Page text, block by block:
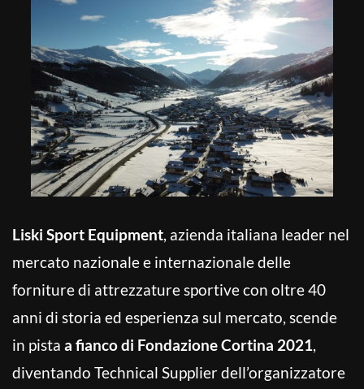
Liski Sport Equipment, azienda italiana leader nel
mercato nazionale e internazionale delle
forniture di attrezzature sportive con oltre 40
anni di storia ed esperienza sul mercato, scende
in pista a fianco di Fondazione Cortina 2021,
diventando Technical Supplier dell’organizzatore